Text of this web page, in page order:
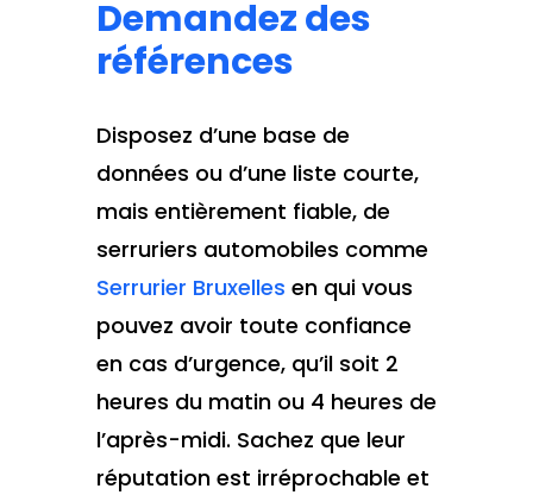
Demandez des
références
Disposez d’une base de
données ou d’une liste courte,
mais entièrement fiable, de
serruriers automobiles comme
Serrurier Bruxelles en qui vous
pouvez avoir toute confiance
en cas d’urgence, qu’il soit 2
heures du matin ou 4 heures de
l’après-midi. Sachez que leur
réputation est irréprochable et